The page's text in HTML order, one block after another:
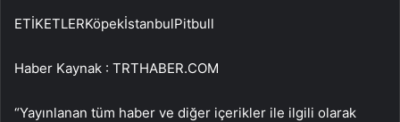
ETİKETLERKöpekİstanbulPitbull
Haber Kaynak : TRTHABER.COM
“Yayınlanan tüm haber ve diğer içerikler ile ilgili olarak